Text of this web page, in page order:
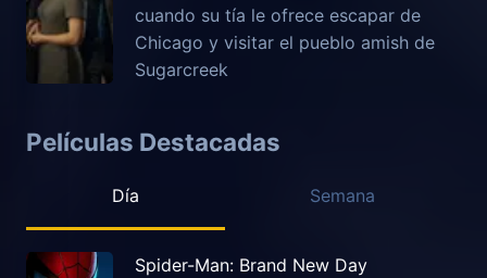
cuando su tía le ofrece escapar de
Chicago y visitar el pueblo amish de
Sugarcreek
Películas Destacadas
Día Semana
Spider-Man: Brand New Day